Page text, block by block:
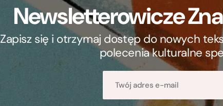
Newsletterowicze
Zapisz się i otrzymaj dostęp do nowych
polecenia kulturalne